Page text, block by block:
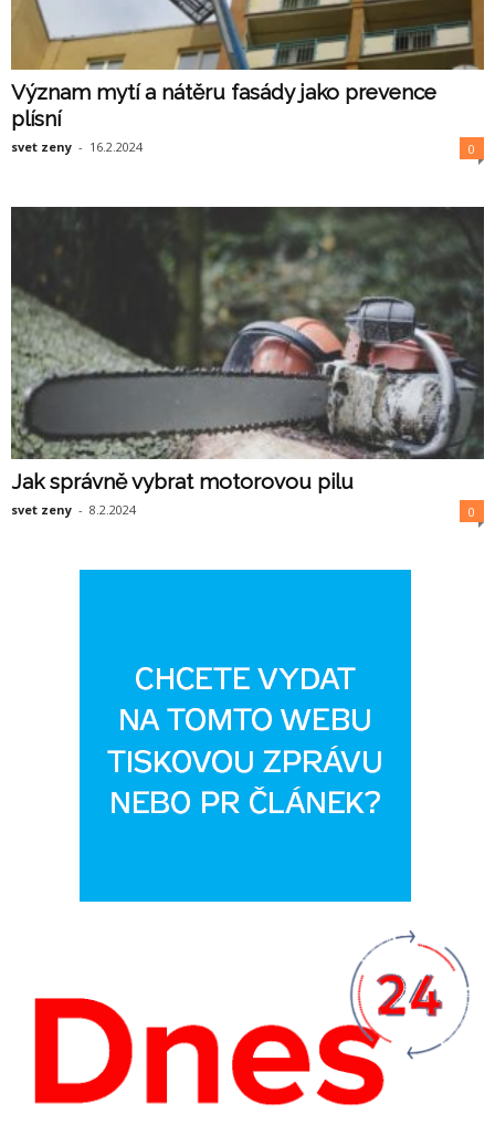
Význam mytí a nátěru fasády jako prevence
plísní
svet zeny - 16.2.2024 0
Jak správně vybrat motorovou pilu
svet zeny - 8.2.2024 0